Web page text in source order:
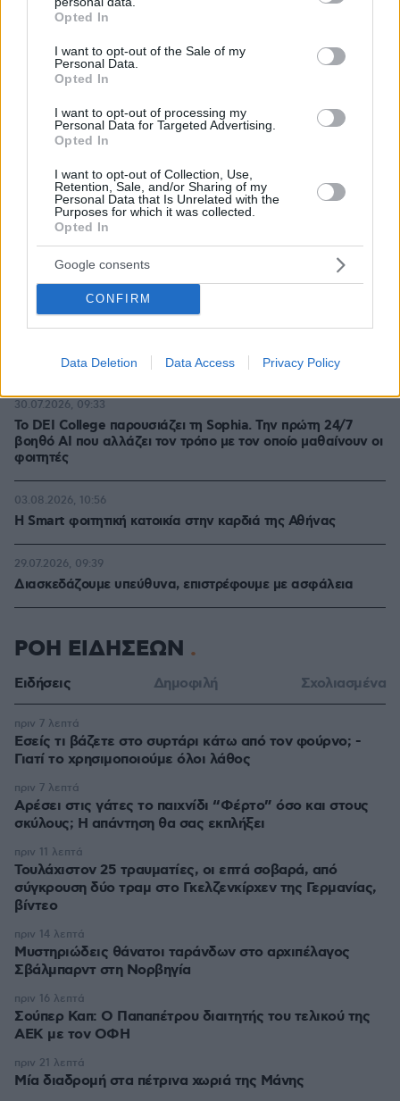
grant or deny consent to Google and its third-party tags to
use your data for below specified purposes in below Google
consent section.
Opted In
I want to opt-out of the Sale of my
Personal Data.
Opted In
I want to opt-out of processing my
Personal Data for Targeted Advertising.
Opted In
I want to opt-out of Collection, Use,
Retention, Sale, and/or Sharing of my
Personal Data that Is Unrelated with the
Purposes for which it was collected.
Opted In
Google consents
CONFIRM
Data Deletion Data Access Privacy Policy
Το DEI College παρουσιάζει τη Sophia. Την πρώτη 24/7
βοηθό AI που αλλάζει τον τρόπο με τον οποίο μαθαίνουν οι
φοιτητές
30.07.2026, 09:33
Η Smart φοιτητική κατοικία στην καρδιά της Αθήνας
03.08.2026, 10:56
Διασκεδάζουμε υπεύθυνα, επιστρέφουμε με ασφάλεια
29.07.2026, 09:39
ΡΟΗ ΕΙΔΗΣΕΩΝ
Ειδήσεις Δημοφιλή Σχολιασμένα
Εσείς τι βάζετε στο συρτάρι κάτω από τον φούρνο; -
Γιατί το χρησιμοποιούμε όλοι λάθος
πριν 7 λεπτά
Αρέσει στις γάτες το παιχνίδι “Φέρτο” όσο και στους
σκύλους; Η απάντηση θα σας εκπλήξει
πριν 7 λεπτά
Τουλάχιστον 25 τραυματίες, οι επτά σοβαρά, από
σύγκρουση δύο τραμ στο Γκελζενκίρχεν της Γερμανίας,
βίντεο
πριν 11 λεπτά
Μυστηριώδεις θάνατοι ταράνδων στο αρχιπέλαγος
Σβάλμπαρντ στη Νορβηγία
πριν 14 λεπτά
Σούπερ Καπ: Ο Παπαπέτρου διαιτητής του τελικού της
ΑΕΚ με τον ΟΦΗ
πριν 16 λεπτά
Μία διαδρομή στα πέτρινα χωριά της Μάνης
πριν 21 λεπτά